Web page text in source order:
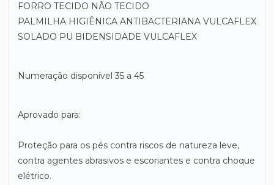
FORRO TECIDO NÃO TECIDO
PALMILHA HIGIÊNICA ANTIBACTERIANA VULCAFLEX
SOLADO PU BIDENSIDADE VULCAFLEX
Numeração disponível 35 a 45
Aprovado para:
Proteção para os pés contra riscos de natureza leve,
contra agentes abrasivos e escoriantes e contra choque
elétrico.